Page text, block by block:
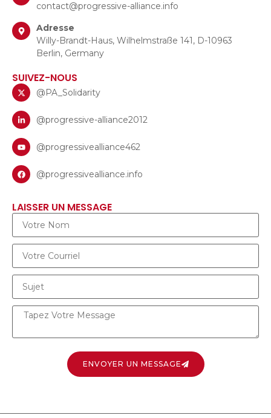
contact@progressive-alliance.info
Adresse
Willy-Brandt-Haus, Wilhelmstraße 141, D-10963
Berlin, Germany
SUIVEZ-NOUS
@PA_Solidarity
@progressive-alliance2012
@progressivealliance462
@progressivealliance.info
LAISSER UN MESSAGE
ENVOYER UN MESSAGE